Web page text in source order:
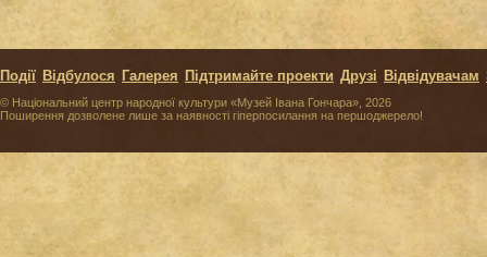
© Національний центр народної культури «Музей Івана Гончара», 2026
Поширення дозволене лише за наявності гіперпосилання на першоджерело!
Події Відбулося Галерея Підтримайте проекти Друзі Відвідувачам